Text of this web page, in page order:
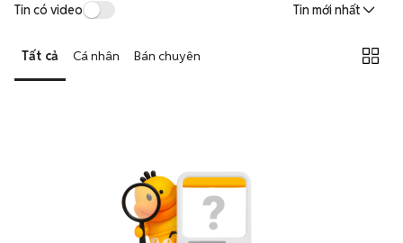
Tin có video Tin mới nhất
Tất cả Cá nhân Bán chuyên